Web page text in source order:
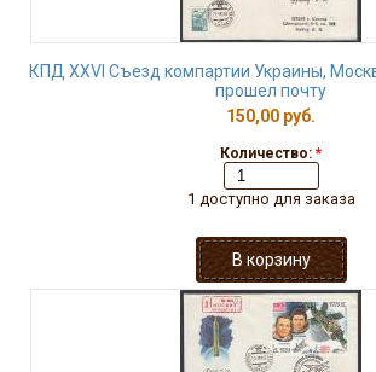
КПД XXVI Съезд компартии Украины,
прошел почту
150,00 руб.
Количество: *
1 доступно для заказа